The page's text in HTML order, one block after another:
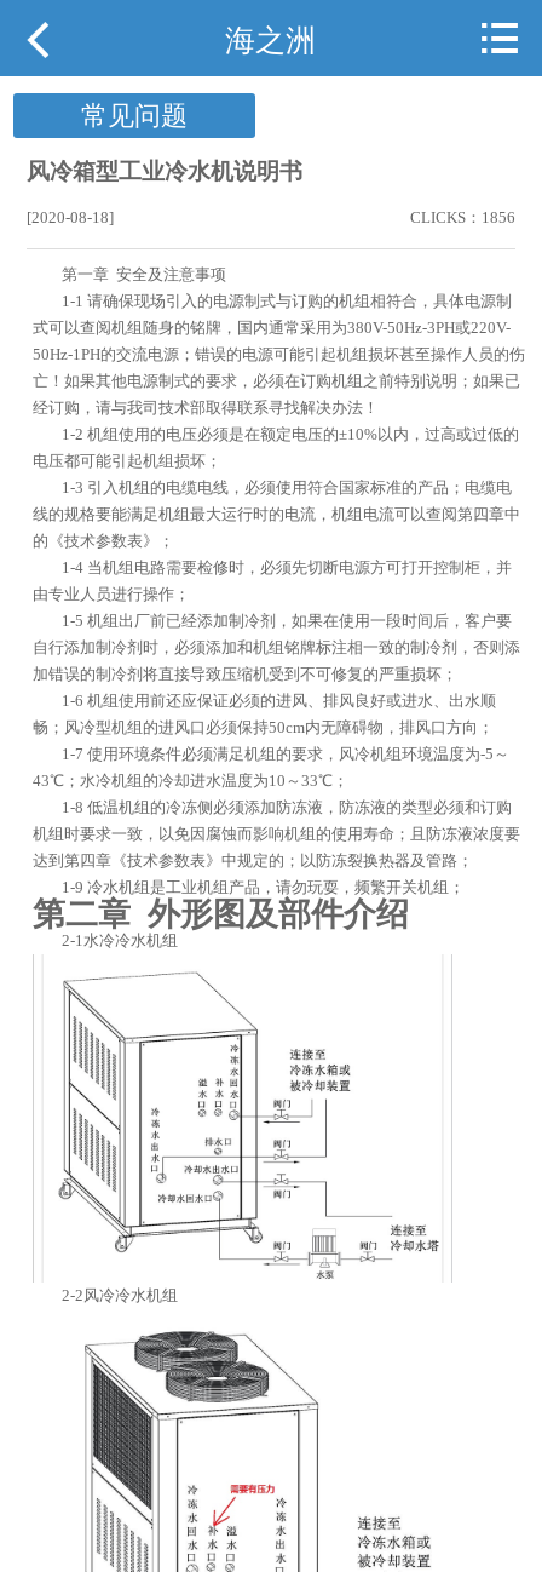
行业案例
用户现场
联系我们
合作伙伴
 海之洲 
常见问题
风冷箱型工业冷水机说明书
CLICKS：1856
[2020-08-18]
第一章 安全及注意事项
1-1 请确保现场引入的电源制式与订购的机组相符合，具体电源制
式可以查阅机组随身的铭牌，国内通常采用为380V-50Hz-3PH或220V-
50Hz-1PH的交流电源；错误的电源可能引起机组损坏甚至操作人员的伤
亡！如果其他电源制式的要求，必须在订购机组之前特别说明；如果已
经订购，请与我司技术部取得联系寻找解决办法！
1-2 机组使用的电压必须是在额定电压的±10%以内，过高或过低的
电压都可能引起机组损坏；
1-3 引入机组的电缆电线，必须使用符合国家标准的产品；电缆电
线的规格要能满足机组最大运行时的电流，机组电流可以查阅第四章中
的《技术参数表》；
1-4 当机组电路需要检修时，必须先切断电源方可打开控制柜，并
由专业人员进行操作；
1-5 机组出厂前已经添加制冷剂，如果在使用一段时间后，客户要
自行添加制冷剂时，必须添加和机组铭牌标注相一致的制冷剂，否则添
加错误的制冷剂将直接导致压缩机受到不可修复的严重损坏；
1-6 机组使用前还应保证必须的进风、排风良好或进水、出水顺
畅；风冷型机组的进风口必须保持50cm内无障碍物，排风口方向；
1-7 使用环境条件必须满足机组的要求，风冷机组环境温度为-5～
43℃；水冷机组的冷却进水温度为10～33℃；
1-8 低温机组的冷冻侧必须添加防冻液，防冻液的类型必须和订购
机组时要求一致，以免因腐蚀而影响机组的使用寿命；且防冻液浓度要
达到第四章《技术参数表》中规定的；以防冻裂换热器及管路；
1-9 冷水机组是工业机组产品，请勿玩耍，频繁开关机组；
第二章 外形图及部件介绍
2-1水冷冷水机组
2-2风冷冷水机组